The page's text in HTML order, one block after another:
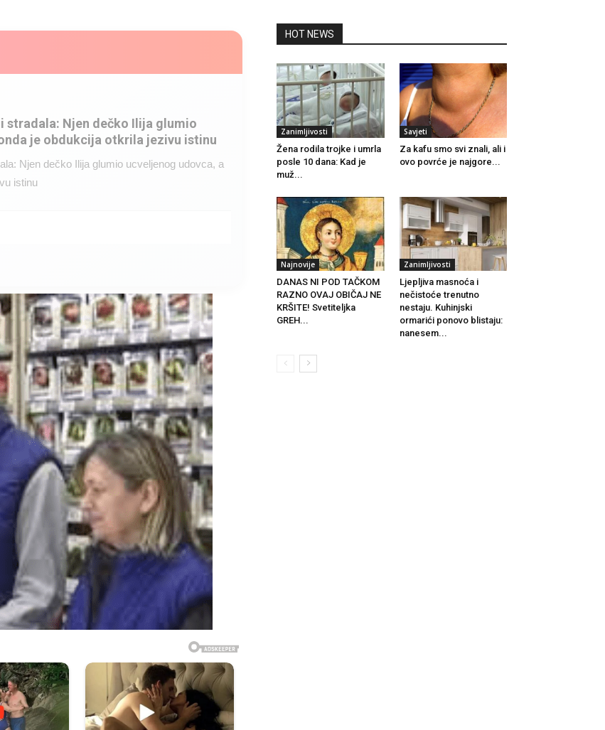
stradala: Njen dečko Ilija glumio
je obdukcija otkrila jezivu istinu
Njen dečko Ilija glumio ucveljenog udovca, a
istinu
HOT NEWS
Zanimljivosti
Žena rodila trojke i umrla
posle 10 dana: Kad je
muž...
Savjeti
Za kafu smo svi znali, ali i
ovo povrće je najgore...
Najnovije
DANAS NI POD TAČKOM
RAZNO OVAJ OBIČAJ NE
KRŠITE! Svetiteljka
GREH...
Zanimljivosti
Ljepljiva masnoća i
nečistoće trenutno
nestaju. Kuhinjski
ormarići ponovo blistaju:
nanesem...